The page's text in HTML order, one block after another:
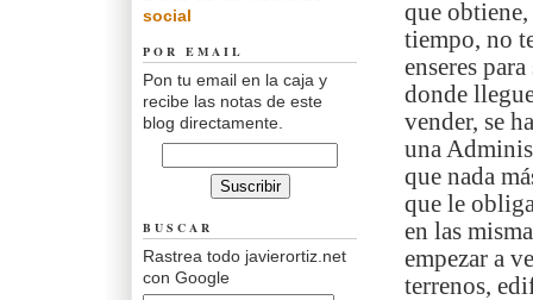
que obtiene,
tiempo, no
enseres
donde
vender, se
una
que nada
que le
en las
empezar a
terrenos,
social
POR EMAIL
Pon tu email en la caja y
recibe las notas de este
blog directamente.
BUSCAR
Rastrea todo javierortiz.net
con Google